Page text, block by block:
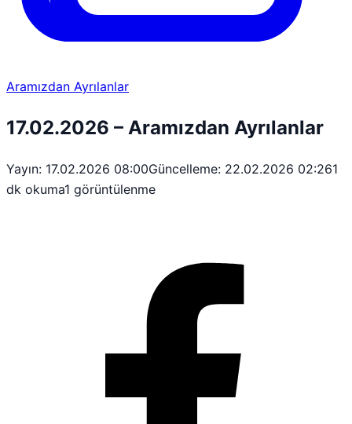
Aramızdan Ayrılanlar
17.02.2026 – Aramızdan Ayrılanlar
Yayın: 17.02.2026 08:00Güncelleme: 22.02.2026 02:261
dk okuma1 görüntülenme